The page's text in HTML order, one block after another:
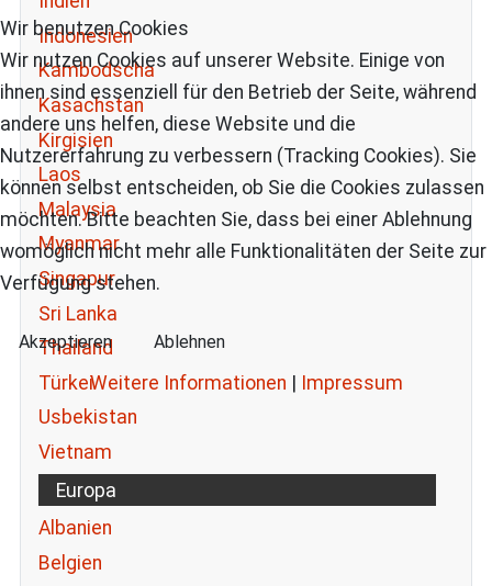
Indonesien
Kambodscha
Kasachstan
Kirgisien
Laos
Malaysia
Myanmar
Singapur
Sri Lanka
Thailand
Türkei
Usbekistan
Vietnam
Europa
Albanien
Belgien
Wir benutzen Cookies
Wir nutzen Cookies auf unserer Website. Einige von
ihnen sind essenziell für den Betrieb der Seite, während
andere uns helfen, diese Website und die
Nutzererfahrung zu verbessern (Tracking Cookies). Sie
können selbst entscheiden, ob Sie die Cookies zulassen
möchten. Bitte beachten Sie, dass bei einer Ablehnung
womöglich nicht mehr alle Funktionalitäten der Seite zur
Verfügung stehen.
Akzeptieren Ablehnen
Weitere Informationen | Impressum